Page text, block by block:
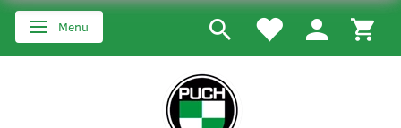
Skifte navigation
Menu